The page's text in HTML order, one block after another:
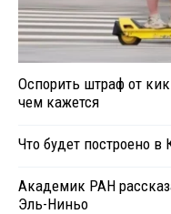
Оспорить штраф от
чем кажется
Что будет построено в
Академик РАН
Эль-Ниньо